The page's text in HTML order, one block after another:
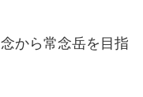
から常念岳を目指